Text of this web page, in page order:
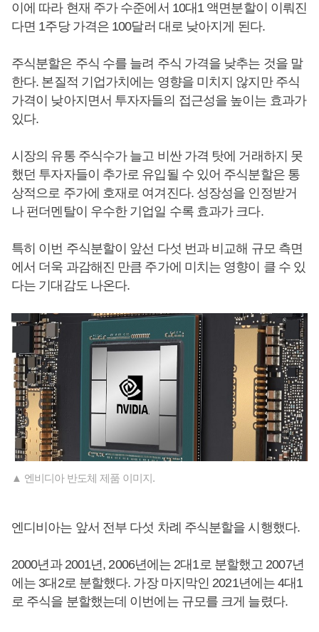
이에 따라 현재 주가 수준에서 10대1 액면분할이 이뤄진
다면 1주당 가격은 100달러 대로 낮아지게 된다.
주식분할은 주식 수를 늘려 주식 가격을 낮추는 것을 말
한다. 본질적 기업가치에는 영향을 미치지 않지만 주식
가격이 낮아지면서 투자자들의 접근성을 높이는 효과가
있다.
시장의 유통 주식수가 늘고 비싼 가격 탓에 거래하지 못
했던 투자자들이 추가로 유입될 수 있어 주식분할은 통
상적으로 주가에 호재로 여겨진다. 성장성을 인정받거
나 펀더멘탈이 우수한 기업일 수록 효과가 크다.
특히 이번 주식분할이 앞선 다섯 번과 비교해 규모 측면
에서 더욱 과감해진 만큼 주가에 미치는 영향이 클 수 있
다는 기대감도 나온다.
▲ 엔비디아 반도체 제품 이미지.
엔디비아는 앞서 전부 다섯 차례 주식분할을 시행했다.
2000년과 2001년, 2006년에는 2대1로 분할했고 2007년
에는 3대2로 분할했다. 가장 마지막인 2021년에는 4대1
로 주식을 분할했는데 이번에는 규모를 크게 늘렸다.